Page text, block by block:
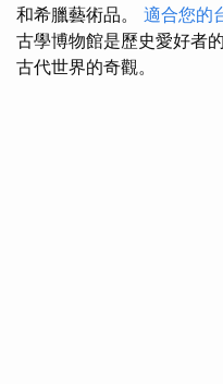
和希臘藝術品。 適合您的
古學博物館是歷史愛好者
古代世界的奇觀。